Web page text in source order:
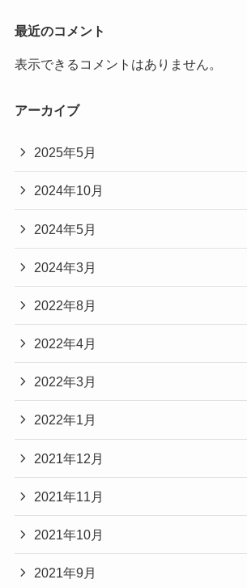
最近のコメント
表示できるコメントはありません。
アーカイブ
2025年5月
2024年10月
2024年5月
2024年3月
2022年8月
2022年4月
2022年3月
2022年1月
2021年12月
2021年11月
2021年10月
2021年9月